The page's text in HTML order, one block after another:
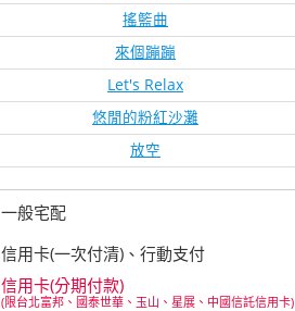
搖籃曲
來個蹦蹦
Let's Relax
悠閒的粉紅沙灘
放空
一般宅配
信用卡(一次付清)、行動支付
信用卡(分期付款)
(限台北富邦、國泰世華、玉山、星展、中國信託信用卡)